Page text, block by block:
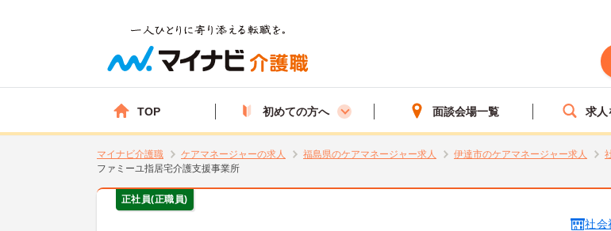
TOP 初めての方へ 面談会場一覧 求人
マイナビ介護職 ケアマネージャーの求人 福島県のケアマネージャー求人 伊達市のケアマネージャー求人
ファミーユ指居宅介護支援事業所
正社員(正職員)
社会